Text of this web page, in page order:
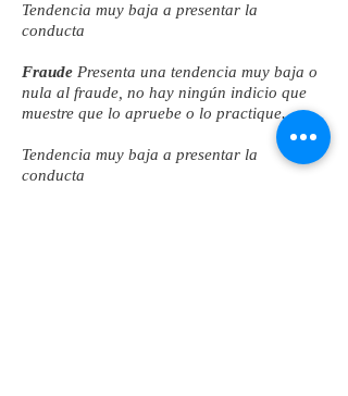
Tendencia muy baja a presentar la
conducta
Fraude Presenta una tendencia muy baja o
nula al fraude, no hay ningún indicio que
muestre que lo apruebe o lo practique.
Tendencia muy baja a presentar la
conducta